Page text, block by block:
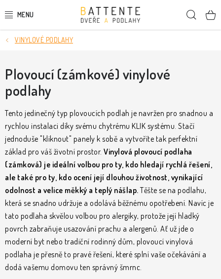
na
DVEŘE
SMRKOVÉ DVEŘE
PODLAHY
LIŠTY A DEKORAČNÍ PRVKY
SKRYTÉ ZÁRUBNĚ
KLIKY & KOVÁNÍ
B2B REALIZACE Kontakty O nás
Proč s námi
Vrácení, výměna zboží
Obchodní podmínky
VINYLOVÉ PODLAHY
Plovoucí (zámkové) vinylové
podlahy
Tento jedinečný typ plovoucích podlah je navržen pro snadnou a
rychlou instalaci díky svému chytrému KLIK systému. Stačí
jednoduše "kliknout" panely k sobě a vytvoříte tak perfektní
základ pro váš životní prostor. Vinylová plovoucí podlaha
(zámková) je ideální volbou pro ty, kdo hledají rychlá řešení,
ale také pro ty, kdo ocení její dlouhou životnost, vynikající
odolnost a velice měkký a teplý nášlap.Těšte se na podlahu,
která se snadno udržuje a odolává běžnému opotřebení. Navíc je
tato podlaha skvělou volbou pro alergiky, protože její hladký
povrch zabraňuje usazování prachu a alergenů. Ať už jde o
moderní byt nebo tradiční rodinný dům, plovoucí vinylová
podlaha je přesně to pravé řešení, které splní vaše očekávání a
dodá vašemu domovu ten správný šmrnc.